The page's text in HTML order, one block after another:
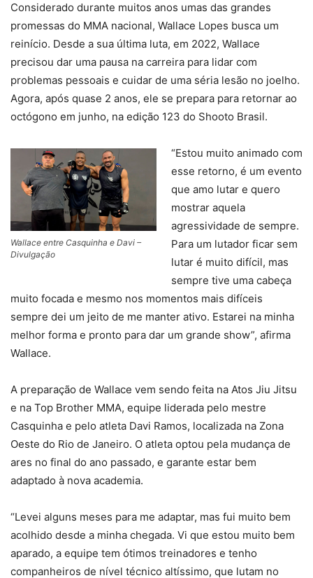
Considerado durante muitos anos umas das grandes
promessas do MMA nacional, Wallace Lopes busca um
reinício. Desde a sua última luta, em 2022, Wallace
precisou dar uma pausa na carreira para lidar com
problemas pessoais e cuidar de uma séria lesão no joelho.
Agora, após quase 2 anos, ele se prepara para retornar ao
octógono em junho, na edição 123 do Shooto Brasil.
Wallace entre Casquinha e Davi –
Divulgação
“Estou muito animado com
esse retorno, é um evento
que amo lutar e quero
mostrar aquela
agressividade de sempre.
Para um lutador ficar sem
lutar é muito difícil, mas
sempre tive uma cabeça
muito focada e mesmo nos momentos mais difíceis
sempre dei um jeito de me manter ativo. Estarei na minha
melhor forma e pronto para dar um grande show”, afirma
Wallace.
A preparação de Wallace vem sendo feita na Atos Jiu Jitsu
e na Top Brother MMA, equipe liderada pelo mestre
Casquinha e pelo atleta Davi Ramos, localizada na Zona
Oeste do Rio de Janeiro. O atleta optou pela mudança de
ares no final do ano passado, e garante estar bem
adaptado à nova academia.
“Levei alguns meses para me adaptar, mas fui muito bem
acolhido desde a minha chegada. Vi que estou muito bem
aparado, a equipe tem ótimos treinadores e tenho
companheiros de nível técnico altíssimo, que lutam no